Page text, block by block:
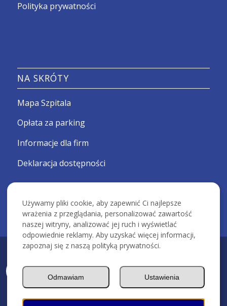
Polityka prywatności
NA SKRÓTY
Mapa Szpitala
Opłata za parking
Informacje dla firm
Deklaracja dostępności
KRAKOWSKI SZPITAL SPECJALISTYCZNY IM. ŚW. JANA PAWŁA II -
Używamy pliki cookie, aby zapewnić Ci najlepsze
wrażenia z przeglądania, personalizować zawartość
naszej witryny, analizować jej ruch i wyświetlać
odpowiednie reklamy. Aby uzyskać więcej informacji,
zapoznaj się z naszą polityką prywatności.
Ustawienia
Odmawiam